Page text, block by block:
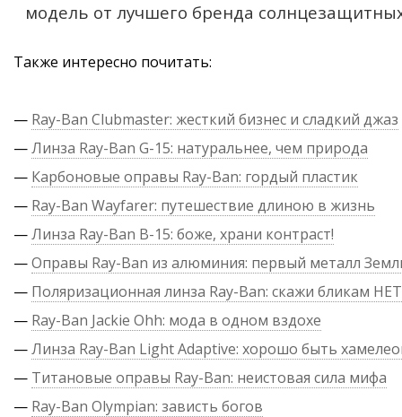
модель от лучшего бренда
Также интересно почитать:
— Ray-Ban Clubmaster: жесткий бизнес и сладкий джаз
—Линза Ray-Ban G-15: натуральнее, чем природа
— Карбоновые оправы Ray-Ban: гордый пластик
— Ray-Ban Wayfarer: путешествие длиною в жизнь
—Линза Ray-Ban B-15: боже, храни контраст!
—Оправы Ray-Ban из алюминия: первый металл
— Поляризационная линза Ray-Ban: скажи бликам НЕТ
— Ray-Ban Jackie Ohh: мода в одном вздохе
—Линза Ray-Ban Light Adaptive: хорошо быть
— Титановые оправы Ray-Ban: неистовая сила мифа
— Ray-Ban Olympian: зависть богов